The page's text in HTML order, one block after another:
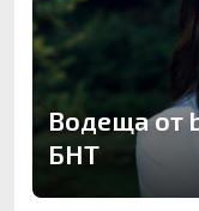
Водеща от
БНТ